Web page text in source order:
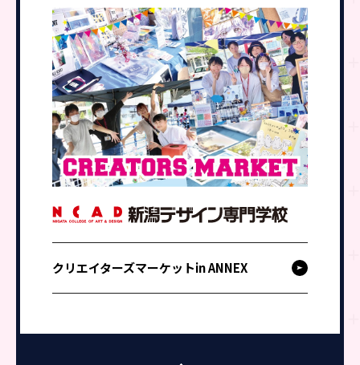
クリエイターズマーケットin ANNEX